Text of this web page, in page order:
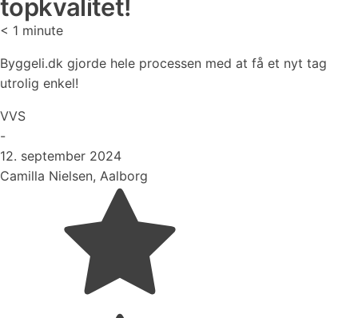
topkvalitet!
< 1 minute
Byggeli.dk gjorde hele processen med at få et nyt tag
utrolig enkel!
VVS
-
12. september 2024
Camilla Nielsen, Aalborg